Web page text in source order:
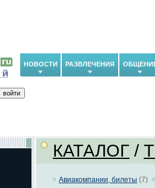
НОВОСТИ РАЗВЛЕЧЕНИЯ
КАТАЛОГ /
Авиакомпании, билеты (7)